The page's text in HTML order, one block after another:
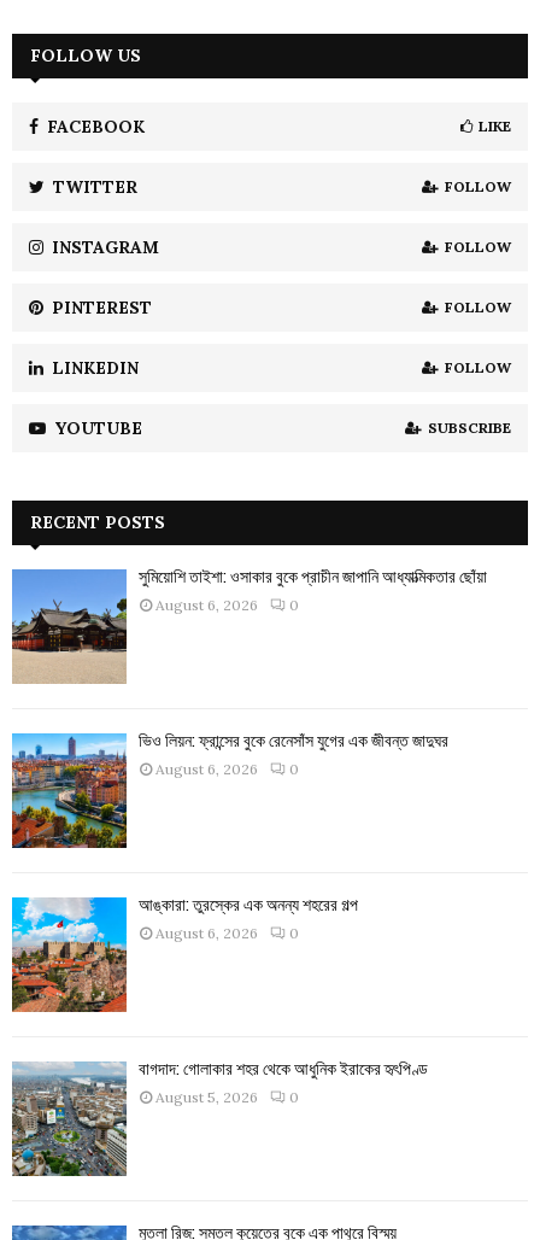
h
H
FOLLOW US
FACEBOOK LIKE
TWITTER FOLLOW
INSTAGRAM FOLLOW
PINTEREST FOLLOW
LINKEDIN FOLLOW
YOUTUBE SUBSCRIBE
RECENT POSTS
সুমিয়োশি তাইশা: ওসাকার বুকে প্রাচীন জাপানি আধ্যাত্মিকতার ছোঁয়া
August 6, 2026 0
ভিও লিয়ন: ফ্রান্সের বুকে রেনেসাঁস যুগের এক জীবন্ত জাদুঘর
August 6, 2026 0
আঙ্কারা: তুরস্কের এক অনন্য শহরের গল্প
August 6, 2026 0
বাগদাদ: গোলাকার শহর থেকে আধুনিক ইরাকের হৃৎপিণ্ড
August 5, 2026 0
মুতলা রিজ: সমতল কুয়েতের বুকে এক পাথুরে বিস্ময়